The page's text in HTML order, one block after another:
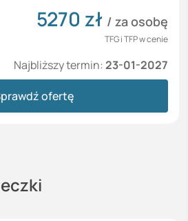
5270 zł / za osobę
TFG i TFP w cenie
Najbliższy termin: 23-01-2027
ofertę